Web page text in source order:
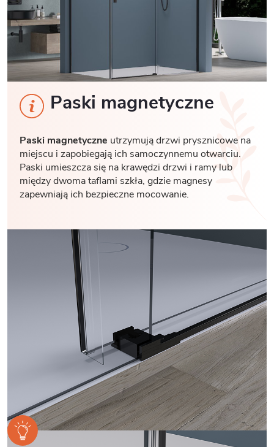
Paski magnetyczne
Paski magnetyczne utrzymują drzwi prysznicowe na
miejscu i zapobiegają ich samoczynnemu otwarciu.
Paski umieszcza się na krawędzi drzwi i ramy lub
między dwoma taflami szkła, gdzie magnesy
zapewniają ich bezpieczne mocowanie.